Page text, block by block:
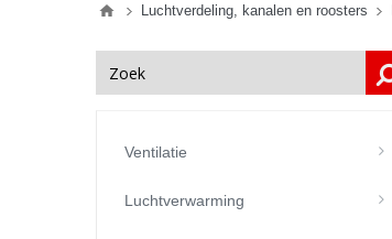
Luchtverdeling, kanalen en roosters
Ventilatie
Luchtverwarming